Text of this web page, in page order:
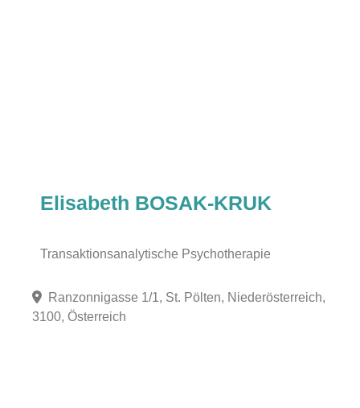
Elisabeth BOSAK-KRUK
Transaktionsanalytische Psychotherapie
Ranzonnigasse 1/1, St. Pölten, Niederösterreich,
3100, Österreich